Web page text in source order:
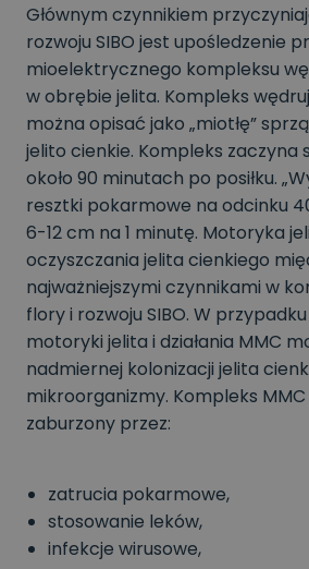
Głównym czynnikiem
rozwoju SIBO jest upośledzenie
mioelektrycznego kompleksu
w obrębie jelita. Kompleks
można opisać jako „miotłę”
jelito cienkie. Kompleks zaczyna
około 90 minutach po posiłku.
resztki pokarmowe na odcinku
6-12 cm na 1 minutę. Motoryka
oczyszczania jelita cienkiego
najważniejszymi czynnikami w
flory i rozwoju SIBO. W
motoryki jelita i działania MMC
nadmiernej kolonizacji jelita
mikroorganizmy. Kompleks
zaburzony przez:
zatrucia pokarmowe,
stosowanie leków,
infekcje wirusowe,